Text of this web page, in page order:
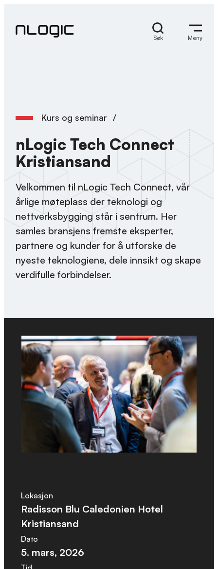
innhold
Søk Meny
Kurs og seminar /
nLogic Tech Connect
Kristiansand
Velkommen til nLogic Tech Connect, vår
årlige møteplass der teknologi og
nettverksbygging står i sentrum. Her
samles bransjens fremste eksperter,
partnere og kunder for å utforske de
nyeste teknologiene, dele innsikt og skape
verdifulle forbindelser.
Lokasjon
Radisson Blu Caledonien Hotel
Kristiansand
Dato
5. mars, 2026